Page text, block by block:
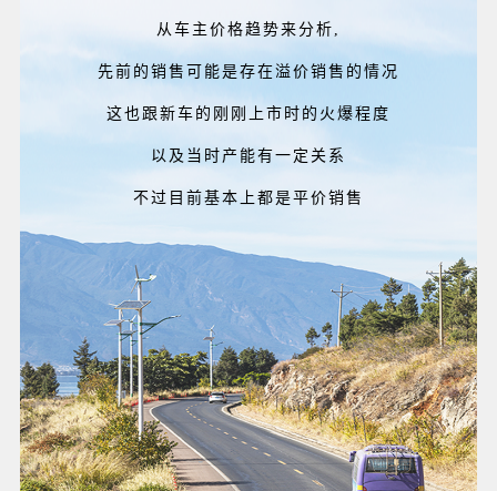
从车主价格趋势来分析,
先前的销售可能是存在溢价销售的情况
这也跟新车的刚刚上市时的火爆程度
以及当时产能有一定关系
不过目前基本上都是平价销售